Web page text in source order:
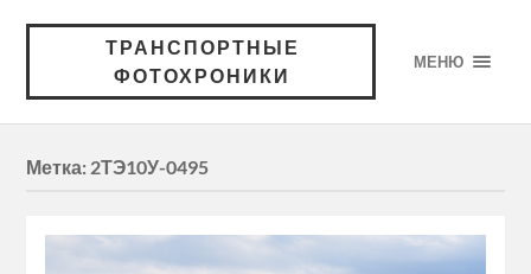
ТРАНСПОРТНЫЕ
ФОТОХРОНИКИ
МЕНЮ
Метка: 2ТЭ10У-0495